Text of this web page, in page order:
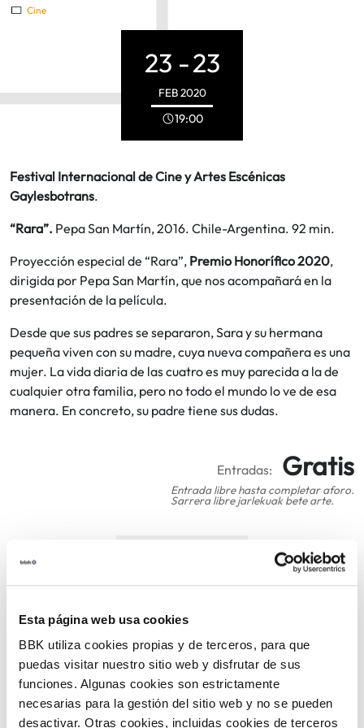
Esta página web usa cookies
BBK utiliza cookies propias y de terceros, para que
puedas visitar nuestro sitio web y disfrutar de sus
funciones. Algunas cookies son estrictamente
necesarias para la gestión del sitio web y no se pueden
desactivar. Otras cookies, incluidas cookies de terceros
Cine
23 -23
FEB2020
19:00
Festival Internacional de Cine y Artes Escénicas
Gaylesbotrans.
“Rara”. Pepa San Martín, 2016. Chile-Argentina. 92 min.
Proyección especial de “Rara”, Premio Honorífico 2020,
dirigida por Pepa San Martín, que nos acompañará en la
presentación de la película.
Desde que sus padres se separaron, Sara y su hermana
pequeña viven con su madre, cuya nueva compañera es una
mujer. La vida diaria de las cuatro es muy parecida a la de
cualquier otra familia, pero no todo el mundo lo ve de esa
manera. En concreto, su padre tiene sus dudas.
Entradas: Gratis
Entrada libre hasta completar aforo.
Sarrera libre jarlekuak bete arte.
TEMÁTICAS